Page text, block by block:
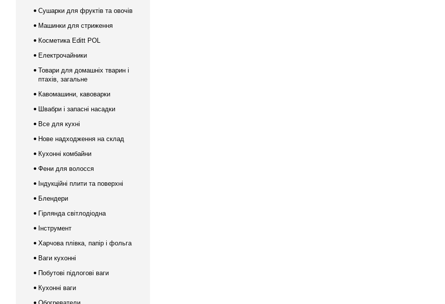
Сушарки для фруктів та овочів
Машинки для стриження
Косметика Editt POL
Електрочайники
Товари для домашніх тварин і
птахів, загальне
Кавомашини, кавоварки
Швабри і запасні насадки
Все для кухні
Нове надходження на склад
Кухонні комбайни
Фени для волосся
Індукційні плити та поверхні
Блендери
Гірлянда світлодіодна
Інструмент
Харчова плівка, папір і фольга
Ваги кухонні
Побутові підлогові ваги
Кухонні ваги